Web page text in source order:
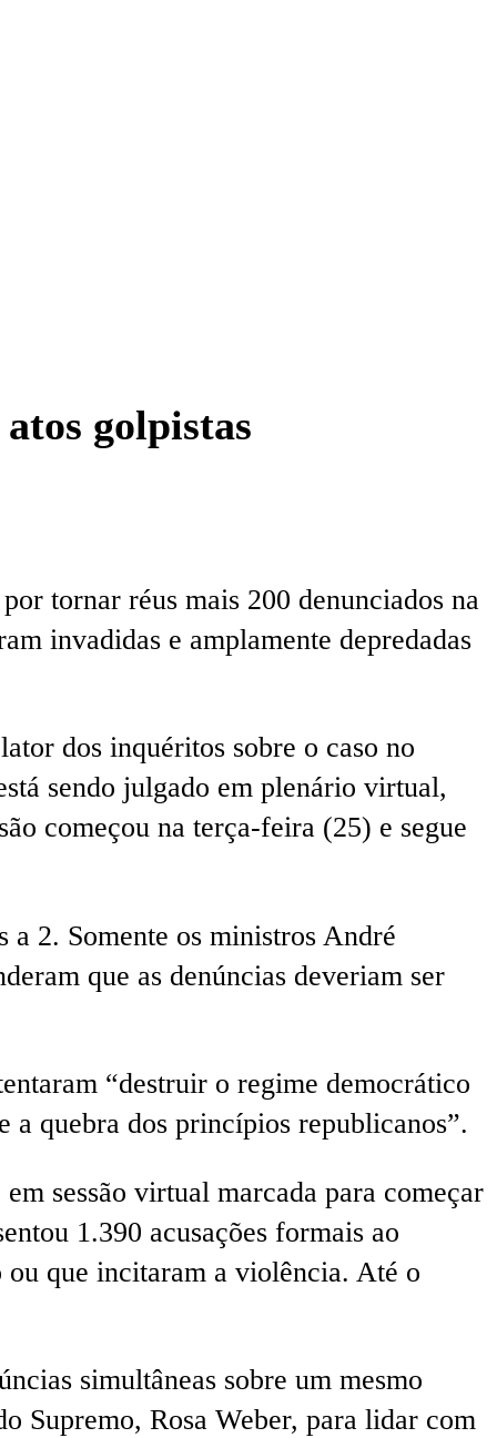
golpistas
tornar réus mais 200 denunciados na
invadidas e amplamente depredadas
dos inquéritos sobre o caso no
sendo julgado em plenário virtual,
começou na terça-feira (25) e segue
a 2. Somente os ministros André
que as denúncias deveriam ser
“destruir o regime democrático
quebra dos princípios republicanos”.
sessão virtual marcada para começar
1.390 acusações formais ao
ou que incitaram a violência. Até o
simultâneas sobre um mesmo
Supremo, Rosa Weber, para lidar com